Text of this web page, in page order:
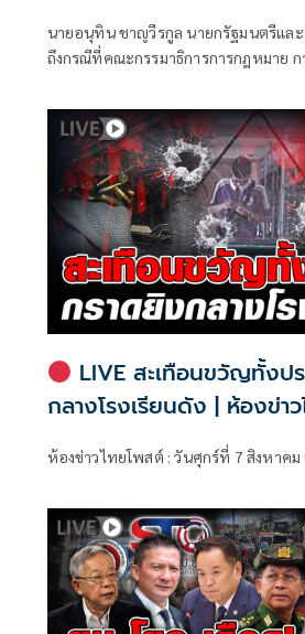
นายอนุทิน ชาญวีรกูล นายกรัฐมนตรีและ
ถึงกรณีที่คณะกรรมาธิการการกฎหมาย
กรรมาธิการ มีการอ้างชื่อนายกรัฐมนตรี
ทุจริตสอบท้องถิ่น
LIVE สะเทือนขวัญทั้งป
กลางโรงเรียนดัง | ห้องข่า
ห้องข่าวไทยโพสต์ : วันศุกร์ที่ 7 สิงหาค